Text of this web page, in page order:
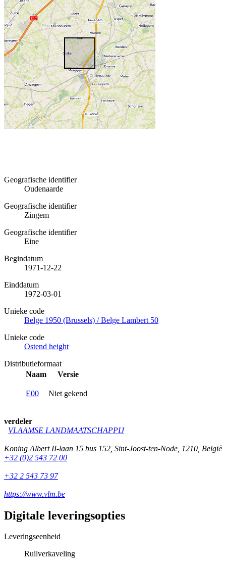
Geografische identifier
Oudenaarde
Geografische identifier
Zingem
Geografische identifier
Eine
Begindatum
1971-12-22
Einddatum
1972-03-01
Unieke code
Belge 1950 (Brussels) / Belge Lambert 50
Unieke code
Ostend height
Distributieformaat
Naam
Versie
E00 Niet gekend
verdeler
VLAAMSE LANDMAATSCHAPPIJ
Koning Albert II-laan 15 bus 152 Sint-Joost-ten-Node 1210 België
+32 (0)2 543 72 00
+32 2 543 73 97
https://www.vlm.be
Digitale leveringsopties
Leveringseenheid
Ruilverkaveling